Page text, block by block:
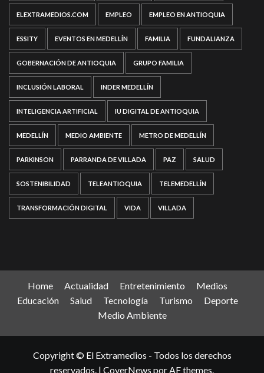
ELEXTRAMEDIOS.COM EMPLEO EMPLEO EN ANTIOQUIA
ESSITY EVENTOS EN MEDELLÍN FAMILIA FUNDALIANZA
GOBERNACIÓN DE ANTIOQUIA GRUPO FAMILIA
INCLUSIÓN LABORAL INDER MEDELLÍN
INTELIGENCIA ARTIFICIAL IU DIGITAL DE ANTIOQUIA
MEDELLÍN MEDIO AMBIENTE METRO DE MEDELLÍN
PARKINSON PARRANDA DE VILLADA PAZ SALUD
SOSTENIBILIDAD TELEANTIOQUIA TELEMEDELLÍN
TRANSFORMACIÓN DIGITAL VIDA VILLADA
Home Actualidad Entretenimiento
Medios
Educación
Salud Tecnología Turismo
Deporte
Medio Ambiente
Copyright © El Extramedios - Todos los derechos
reservados. | CoverNews por AF themes.